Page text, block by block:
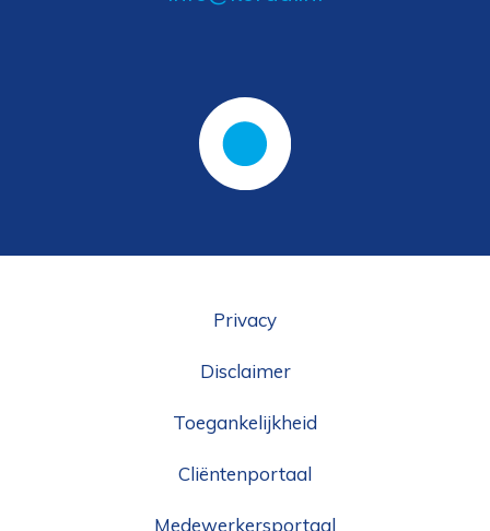
Privacy
Disclaimer
Toegankelijkheid
Cliëntenportaal
Medewerkersportaal